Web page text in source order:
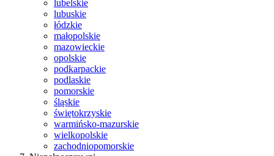
lubelskie
lubuskie
łódzkie
małopolskie
mazowieckie
opolskie
podkarpackie
podlaskie
pomorskie
śląskie
świętokrzyskie
warmińsko-mazurskie
wielkopolskie
zachodniopomorskie